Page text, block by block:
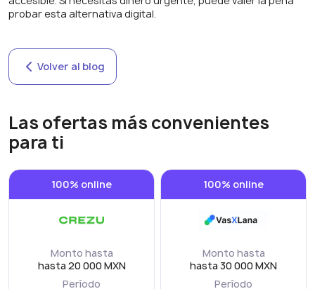
probar esta alternativa digital.
Volver al blog
Las ofertas más convenientes
para ti
100% online
Monto hasta
hasta 20 000 MXN
Período
100% online
Monto hasta
hasta 30 000 MXN
Período